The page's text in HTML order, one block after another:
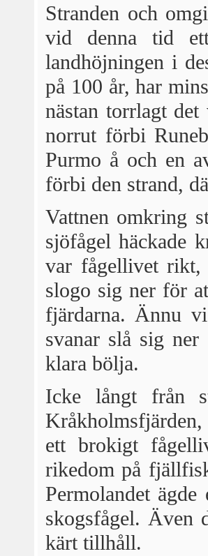
Stranden och
vid denna tid
landhöjningen i
på 100 år, har
nästan torrlagt
norrut förbi
Purmo å och en
förbi den strand,
Vattnen omkring
sjöfågel häckade
var fågellivet rikt,
slogo sig ner för
fjärdarna. Ännu
svanar slå sig
klara bölja.
Icke långt från
ett brokigt
rikedom på
Permolandet
skogsfågel. Även
kärt tillhåll.